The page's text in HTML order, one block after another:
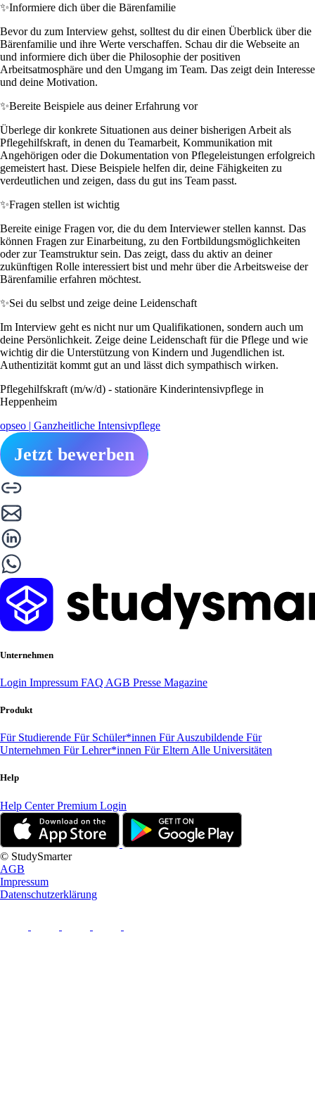
✨Informiere dich über die Bärenfamilie
Bevor du zum Interview gehst, solltest du dir einen Überblick über die
Bärenfamilie und ihre Werte verschaffen. Schau dir die Webseite an
und informiere dich über die Philosophie der positiven
Arbeitsatmosphäre und den Umgang im Team. Das zeigt dein Interesse
und deine Motivation.
✨Bereite Beispiele aus deiner Erfahrung vor
Überlege dir konkrete Situationen aus deiner bisherigen Arbeit als
Pflegehilfskraft, in denen du Teamarbeit, Kommunikation mit
Angehörigen oder die Dokumentation von Pflegeleistungen erfolgreich
gemeistert hast. Diese Beispiele helfen dir, deine Fähigkeiten zu
verdeutlichen und zeigen, dass du gut ins Team passt.
✨Fragen stellen ist wichtig
Bereite einige Fragen vor, die du dem Interviewer stellen kannst. Das
können Fragen zur Einarbeitung, zu den Fortbildungsmöglichkeiten
oder zur Teamstruktur sein. Das zeigt, dass du aktiv an deiner
zukünftigen Rolle interessiert bist und mehr über die Arbeitsweise der
Bärenfamilie erfahren möchtest.
✨Sei du selbst und zeige deine Leidenschaft
Im Interview geht es nicht nur um Qualifikationen, sondern auch um
deine Persönlichkeit. Zeige deine Leidenschaft für die Pflege und wie
wichtig dir die Unterstützung von Kindern und Jugendlichen ist.
Authentizität kommt gut an und lässt dich sympathisch wirken.
Pflegehilfskraft (m/w/d) - stationäre Kinderintensivpflege in
Heppenheim
opseo | Ganzheitliche Intensivpflege
Jetzt bewerben
Unternehmen
Login Impressum FAQ AGB Presse Magazine
Produkt
Für Studierende Für Schüler*innen Für Auszubildende Für
Unternehmen Für Lehrer*innen Für Eltern Alle Universitäten
Help
Help CenterPremium Login
© StudySmarter
AGB
Impressum
Datenschutzerklärung